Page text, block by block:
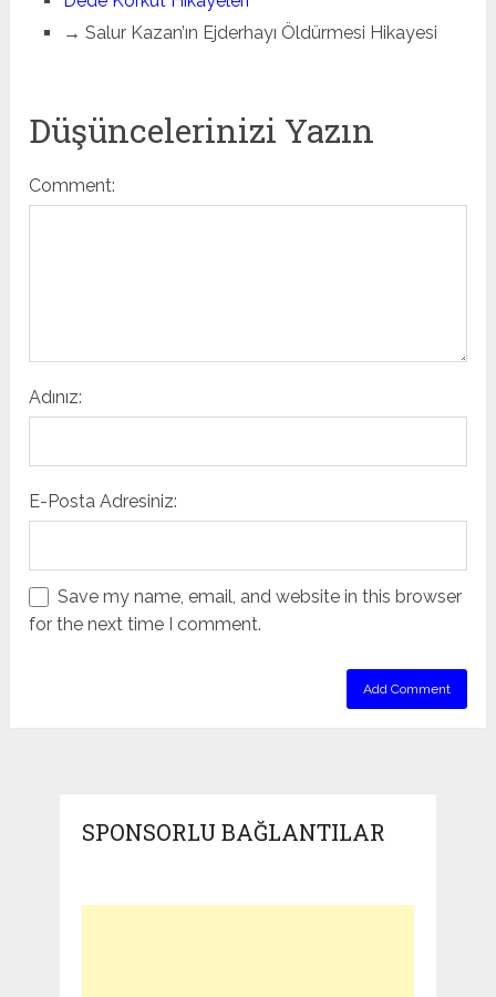
→ Salur Kazan’ın Ejderhayı Öldürmesi Hikayesi
Düşüncelerinizi Yazın
Comment:
Adınız:
E-Posta Adresiniz:
Save my name, email, and website in this browser
for the next time I comment.
SPONSORLU BAĞLANTILAR